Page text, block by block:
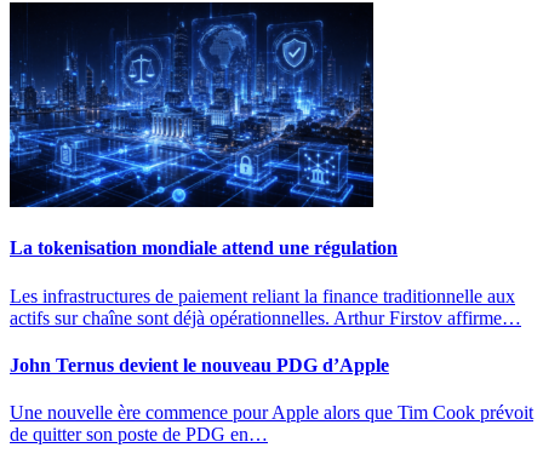
La tokenisation mondiale attend une régulation
Les infrastructures de paiement reliant la finance traditionnelle aux
actifs sur chaîne sont déjà opérationnelles. Arthur Firstov affirme…
John Ternus devient le nouveau PDG d’Apple
Une nouvelle ère commence pour Apple alors que Tim Cook prévoit
de quitter son poste de PDG en…